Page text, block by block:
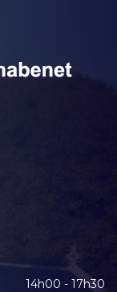
14h00 - 17h30